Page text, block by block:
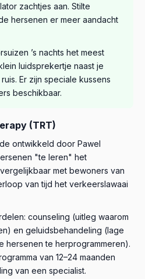
zachtjes aan. Stilte
hersenen er meer aandacht
’s nachts het meest
luidsprekertje naast je
Er zijn speciale kussens
beschikbaar.
(TRT)
ontwikkeld door Pawel
"te leren" het
met bewoners van
van tijd het verkeerslawaai
counseling (uitleg waarom
en geluidsbehandeling (lage
hersenen te herprogrammeren).
van 12–24 maanden
van een specialist.